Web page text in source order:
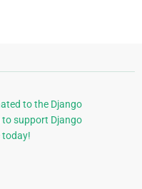
to the Django
support Django
today!